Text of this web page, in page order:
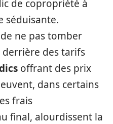
de copropriété à
séduisante.
ne pas tomber
derrière des tarifs
offrant des prix
dans certains
frais
final, alourdissent la